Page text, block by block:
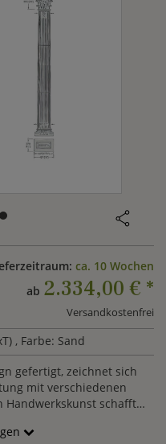
ca. 10 Wochen
ab 2.334,00 € *
Versandkostenfrei
, Farbe: Sand
gefertigt, zeichnet sich
mit verschiedenen
Handwerkskunst schafft
.